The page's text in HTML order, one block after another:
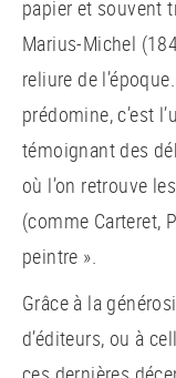
papier et souvent
Marius-Michel
reliure de
prédomine, c’est
témoignant des
où l’on retrouve
(comme Carteret,
peintre ».
Grâce à la
d’éditeurs, ou à